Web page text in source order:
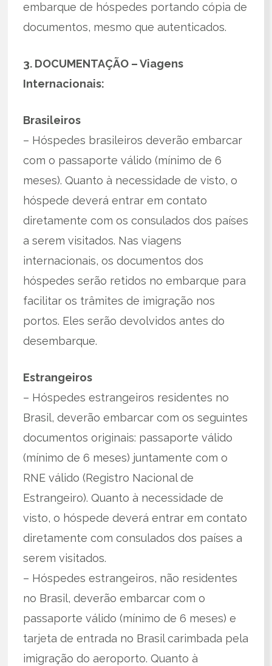
embarque de hóspedes portando cópia de
documentos, mesmo que autenticados.
3. DOCUMENTAÇÃO – Viagens
Internacionais:
Brasileiros
– Hóspedes brasileiros deverão embarcar
com o passaporte válido (mínimo de 6
meses). Quanto à necessidade de visto, o
hóspede deverá entrar em contato
diretamente com os consulados dos países
a serem visitados. Nas viagens
internacionais, os documentos dos
hóspedes serão retidos no embarque para
facilitar os trâmites de imigração nos
portos. Eles serão devolvidos antes do
desembarque.
Estrangeiros
– Hóspedes estrangeiros residentes no
Brasil, deverão embarcar com os seguintes
documentos originais: passaporte válido
(mínimo de 6 meses) juntamente com o
RNE válido (Registro Nacional de
Estrangeiro). Quanto à necessidade de
visto, o hóspede deverá entrar em contato
diretamente com consulados dos países a
serem visitados.
– Hóspedes estrangeiros, não residentes
no Brasil, deverão embarcar com o
passaporte válido (mínimo de 6 meses) e
tarjeta de entrada no Brasil carimbada pela
imigração do aeroporto. Quanto à